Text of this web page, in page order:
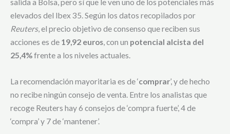
salida a Bolsa, pero sí que le ven uno de los potenciales más
elevados del Ibex 35. Según los datos recopilados por
Reuters, el precio objetivo de consenso que reciben sus
acciones es de 19,92 euros, con un potencial alcista del
25,4%frente a los niveles actuales.
La recomendación mayoritaria es de ‘comprar’, y de hecho
no recibe ningún consejo de venta. Entre los analistas que
recoge Reuters hay 6 consejos de ‘compra fuerte’, 4 de
‘compra’ y 7 de ‘mantener’.